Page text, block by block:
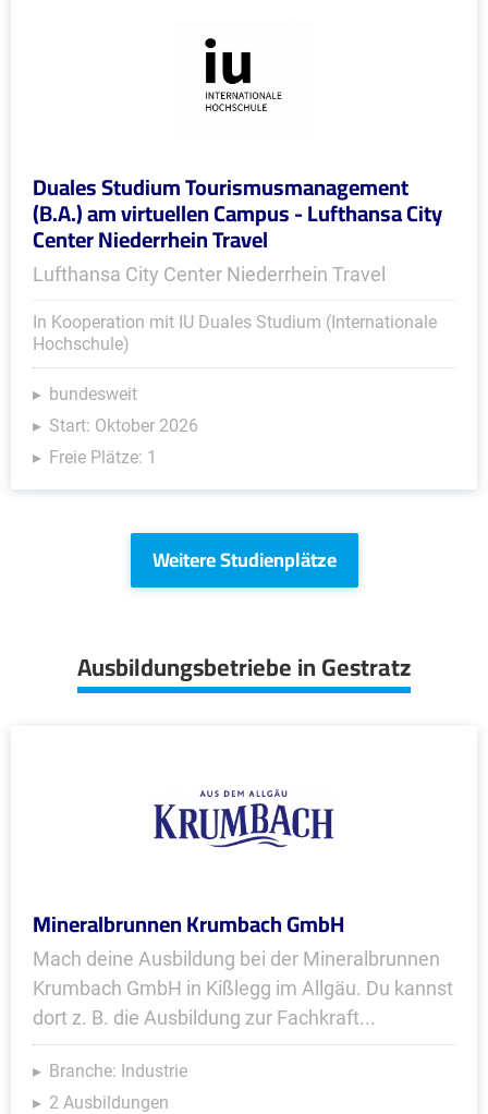
Duales Studium Tourismusmanagement
(B.A.) am virtuellen Campus - Lufthansa City
Center Niederrhein Travel
Lufthansa City Center Niederrhein Travel
In Kooperation mit IU Duales Studium (Internationale
Hochschule)
bundesweit
Start: Oktober 2026
Freie Plätze: 1
Weitere Studienplätze
Ausbildungsbetriebe in Gestratz
Mineralbrunnen Krumbach GmbH
Mach deine Ausbildung bei der Mineralbrunnen
Krumbach GmbH in Kißlegg im Allgäu. Du kannst
dort z. B. die Ausbildung zur Fachkraft...
Branche: Industrie
2 Ausbildungen